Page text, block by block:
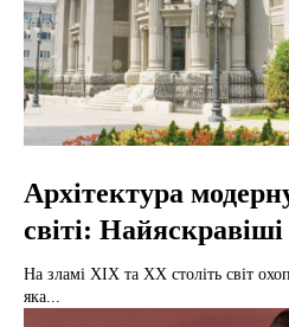
Архітектура
світі:
На зламі XIX та XX століть світ
яка...